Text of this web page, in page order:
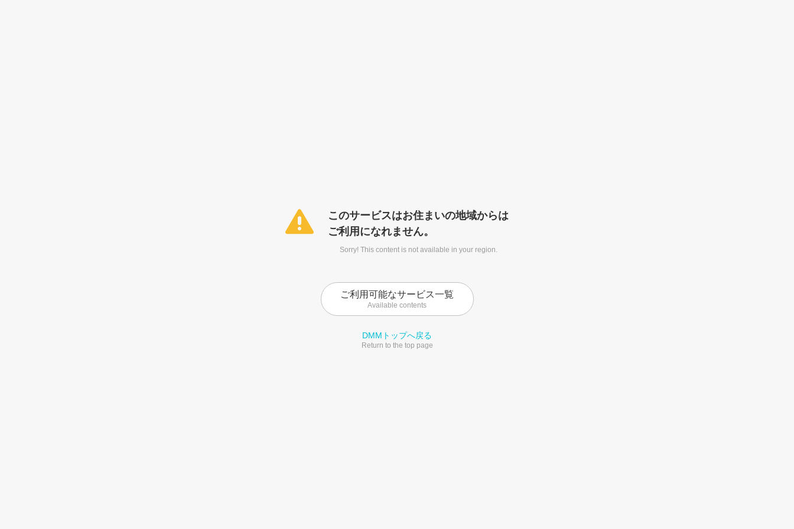
このサービスはお住まいの地域からは
ご利用になれません。
Sorry! This content is not available in your region.
ご利用可能なサービス一覧
Available contents
DMMトップへ戻る
Return to the top page